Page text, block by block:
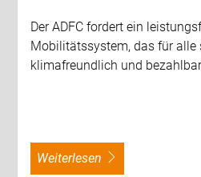
Der ADFC fordert ein
Mobilitätssystem, das für alle
klimafreundlich und
weiterlesen